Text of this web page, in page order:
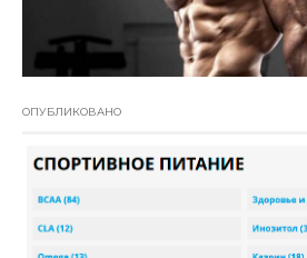
ОПУБЛИКОВАНО